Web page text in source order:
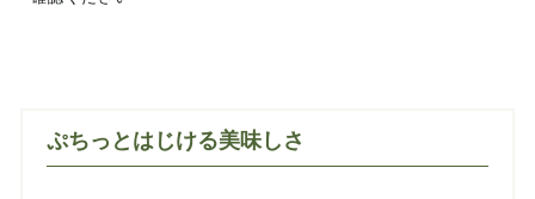
ぷちっとはじける美味しさ